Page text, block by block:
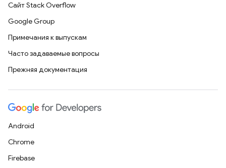
Сайт Stack Overflow
Google Group
Примечания к выпускам
Часто задаваемые вопросы
Прежняя документация
Android
Chrome
Firebase